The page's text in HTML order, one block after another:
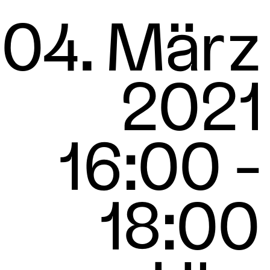
04. März
2021
16:00 -
18:00